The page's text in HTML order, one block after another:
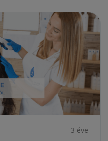
3 éve